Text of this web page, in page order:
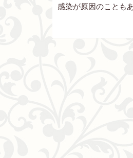
感染が原因のことも